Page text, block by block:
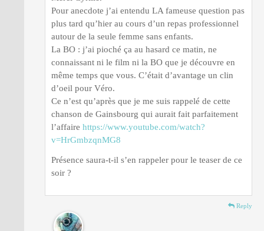
Pour anecdote j’ai entendu LA fameuse question pas
plus tard qu’hier au cours d’un repas professionnel
autour de la seule femme sans enfants.
La BO : j’ai pioché ça au hasard ce matin, ne
connaissant ni le film ni la BO que je découvre en
même temps que vous. C’était d’avantage un clin
d’oeil pour Véro.
Ce n’est qu’après que je me suis rappelé de cette
chanson de Gainsbourg qui aurait fait parfaitement
l’affaire https://www.youtube.com/watch?
v=HrGmbzqnMG8
Présence saura-t-il s’en rappeler pour le teaser de ce
soir ?
Reply